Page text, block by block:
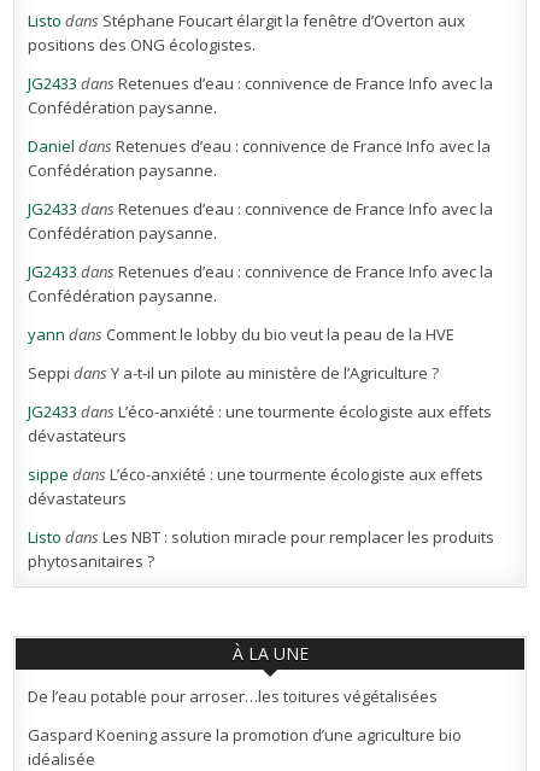
Listo dans Stéphane Foucart élargit la fenêtre d’Overton aux
positions des ONG écologistes.
JG2433 dansRetenues d’eau : connivence de France Info avec la
Confédération paysanne.
Daniel dansRetenues d’eau : connivence de France Info avec la
Confédération paysanne.
JG2433 dansRetenues d’eau : connivence de France Info avec la
Confédération paysanne.
JG2433 dansRetenues d’eau : connivence de France Info avec la
Confédération paysanne.
yann dans Comment le lobby du bio veut la peau de la HVE
Seppi dansY a-t-il un pilote au ministère de l’Agriculture ?
JG2433 dansL’éco-anxiété : une tourmente écologiste aux effets
dévastateurs
sippe dansL’éco-anxiété : une tourmente écologiste aux effets
dévastateurs
Listo dansLes NBT : solution miracle pour remplacer les produits
phytosanitaires ?
À LA UNE
De l’eau potable pour arroser…les toitures végétalisées
Gaspard Koening assure la promotion d’une agriculture bio
idéalisée